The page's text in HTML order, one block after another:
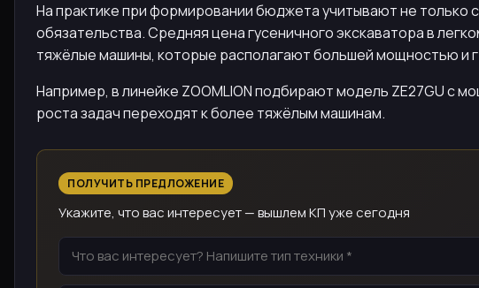
На практике при формировании бюджета учитывают не только
обязательства. Средняя цена гусеничного экскаватора в
тяжёлые машины, которые располагают большей мощностью и
Например, в линейке ZOOMLION подбирают модель ZE27GU с
роста задач переходят к более тяжёлым машинам.
ПОЛУЧИТЬ ПРЕДЛОЖЕНИЕ
Укажите, что вас интересует — вышлем КП уже сегодня